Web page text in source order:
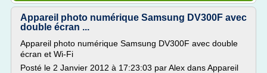
Appareil photo numérique Samsung DV300F avec
double écran ...
Appareil photo numérique Samsung DV300F avec double
écran et Wi-Fi
Posté le 2 Janvier 2012 à 17:23:03 par Alex dans Appareil